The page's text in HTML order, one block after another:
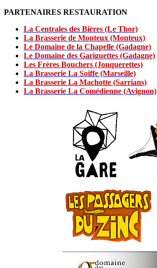
PARTENAIRES RESTAURATION
La Centrales des Bières (Le Thor)
La Brasserie de Monteux (Monteux)
Le Domaine de la Chapelle (Gadagne)
Le Domaine des Gariguettes (Gadagne)
Les Frères Bouchers (Jonquerettes)
La Brasserie La Soiffe (Marseille)
La Brasserie La Machotte (Sarrians)
La Brasserie La Comédienne (Avignon)